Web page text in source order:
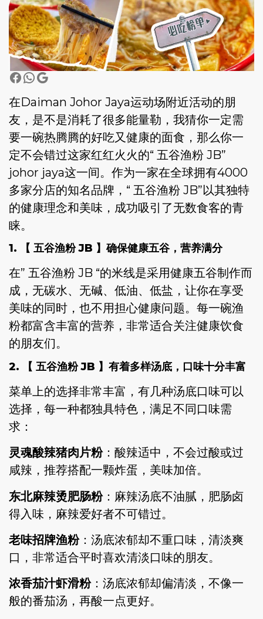
在Daiman Johor Jaya运动场附近活动的朋
友，是不是消耗了很多能量勒，我猜你一定需
要一碗热腾腾的好吃又健康的面食，那么你一
定不会错过这家红红火火的“ 五谷渔粉 JB”
johor jaya这一间。作为一家在全球拥有4000
多家分店的知名品牌，“ 五谷渔粉 JB”以其独特
的健康理念和美味，成功吸引了无数食客的青
睐。
1. 【 五谷渔粉 JB 】确保健康五谷，营养满分
在” 五谷渔粉 JB “的米线是采用健康五谷制作而
成，无碳水、无碱、低油、低盐，让你在享受
美味的同时，也不用担心健康问题。每一碗渔
粉都富含丰富的营养，非常适合关注健康饮食
的朋友们。
2. 【 五谷渔粉 JB 】有着多样汤底，口味十分丰富
菜单上的选择非常丰富，有几种汤底口味可以
选择，每一种都独具特色，满足不同口味需
求：
灵魂酸辣猪肉片粉：酸辣适中，不会过酸或过
咸辣，推荐搭配一颗炸蛋，美味加倍。
东北麻辣烫肥肠粉：麻辣汤底不油腻，肥肠卤
得入味，麻辣爱好者不可错过。
老味招牌渔粉：汤底浓郁却不重口味，清淡爽
口，非常适合平时喜欢清淡口味的朋友。
浓香茄汁虾滑粉：汤底浓郁却偏清淡，不像一
般的番茄汤，再酸一点更好。